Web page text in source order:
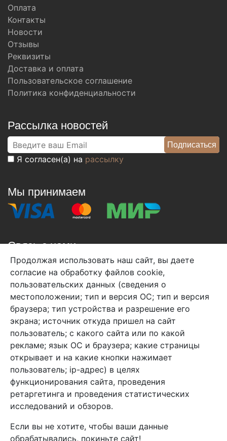
Оплата
Контакты
Новости
Отзывы
Реквизиты
Доставка и оплата
Пользовательское соглашение
Политика конфиденциальности
Рассылка новостей
Я согласен(а) на рассылку
Мы принимаем
Связь с нами
+7 (495) 933-38-08
info@arben-textile.ru- оптовые продажи
Арбен текстиль г. Щелково, пер.
1-й Советский д.25, владение 2.
Мы в соц. сетях
Продолжая использовать наш сайт, вы даете
согласие на обработку файлов cookie,
пользовательских данных (сведения о
местоположении; тип и версия ОС; тип и версия
браузера; тип устройства и разрешение его
экрана; источник откуда пришел на сайт
пользователь; с какого сайта или по какой
рекламе; язык ОС и браузера; какие страницы
открывает и на какие кнопки нажимает
пользователь; ip-адрес) в целях
функционирования сайта, проведения
ретаргетинга и проведения статистических
исследований и обзоров.
Если вы не хотите, чтобы ваши данные
обрабатывались, покиньте сайт!